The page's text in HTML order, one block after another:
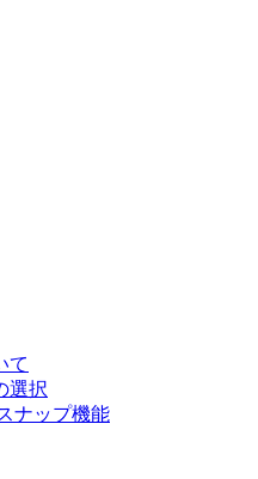
て
選択
ナップ機能